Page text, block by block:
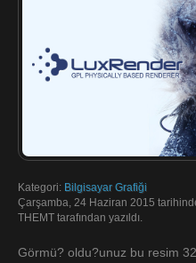
Kategori: Bilgisayar Grafiği
Çarşamba, 24 Haziran 2015 tarihinde
THEMT tarafından yazıldı.
Görmü? oldu?unuz bu resim